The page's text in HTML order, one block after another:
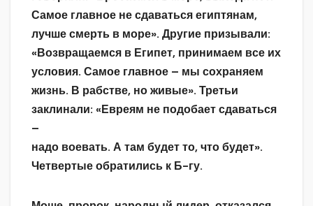
Самое главное не сдаваться египтянам,
лучше смерть в море». Другие призывали:
«Возвращаемся в Египет, принимаем все их
условия. Самое главное – мы сохраняем
жизнь. В рабстве, но живые». Третьи
заклинали: «Евреям не подобает сдаваться
–
надо воевать. А там будет то, что будет».
Четвертые обратились к Б-гу.